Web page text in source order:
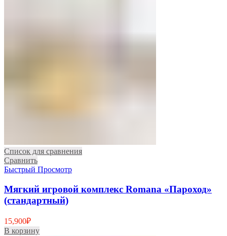
Список для сравнения
Сравнить
Быстрый Просмотр
Мягкий игровой комплекс Romana «Пароход»
(стандартный)
15,900₽
В корзину